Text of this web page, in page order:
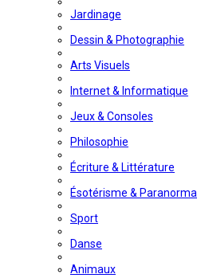
Jardinage
Dessin & Photographie
Arts Visuels
Internet & Informatique
Jeux & Consoles
Philosophie
Écriture & Littérature
Ésotérisme & Paranormal
Sport
Danse
Animaux